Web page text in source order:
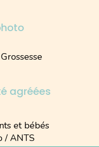
agréées
et bébés
/ ANTS